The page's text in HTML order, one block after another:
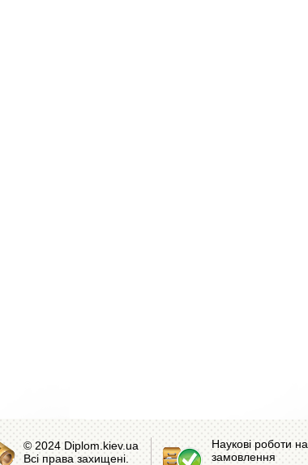
© 2024 Diplom.kiev.ua
Всі права захищені.
Наукові роботи на
замовлення